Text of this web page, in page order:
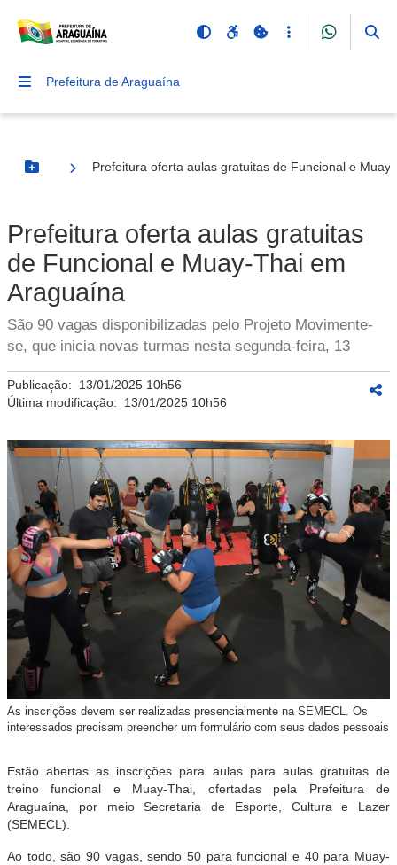
Prefeitura de Araguaína
Botão Menu
Prefeitura oferta aulas gratuitas de Funcional e
Prefeitura oferta aulas gratuitas
de Funcional e Muay-Thai em
Araguaína
São 90 vagas disponibilizadas pelo Projeto Movimente-
se, que inicia novas turmas nesta segunda-feira, 13
Publicação: 13/01/2025 10h56
Última modificação: 13/01/2025 10h56
As inscrições devem ser realizadas presencialmente na SEMECL. Os
interessados precisam preencher um formulário com seus dados pessoais
Estão abertas as inscrições para aulas para aulas gratuitas de
treino funcional e Muay-Thai, ofertadas pela Prefeitura de
Araguaína, por meio Secretaria de Esporte, Cultura e Lazer
(SEMECL).
Ao todo, são 90 vagas, sendo 50 para funcional e 40 para Muay-